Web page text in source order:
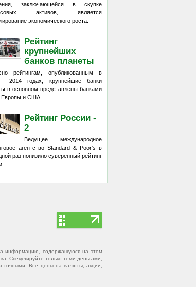
заключающейся в скупке
активов, является
экономического роста.
Рейтинг
крупнейших
банков планеты
рейтингам, опубликованным в
2014 годах, крупнейшие банки
в основном представлены банками
Европы и США.
Рейтинг России -
2
Ведущее международное
агентство Standard & Poor's в
раз понизило суверенный рейтинг
информацию, содержащуюся на этом
Спекулируйте только теми деньгами,
точными. Все цены на валюты, акции,